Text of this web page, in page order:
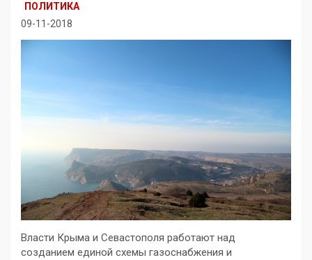
ПОЛИТИКА
09-11-2018
Власти Крыма и Севастополя работают над
созданием единой схемы газоснабжения и